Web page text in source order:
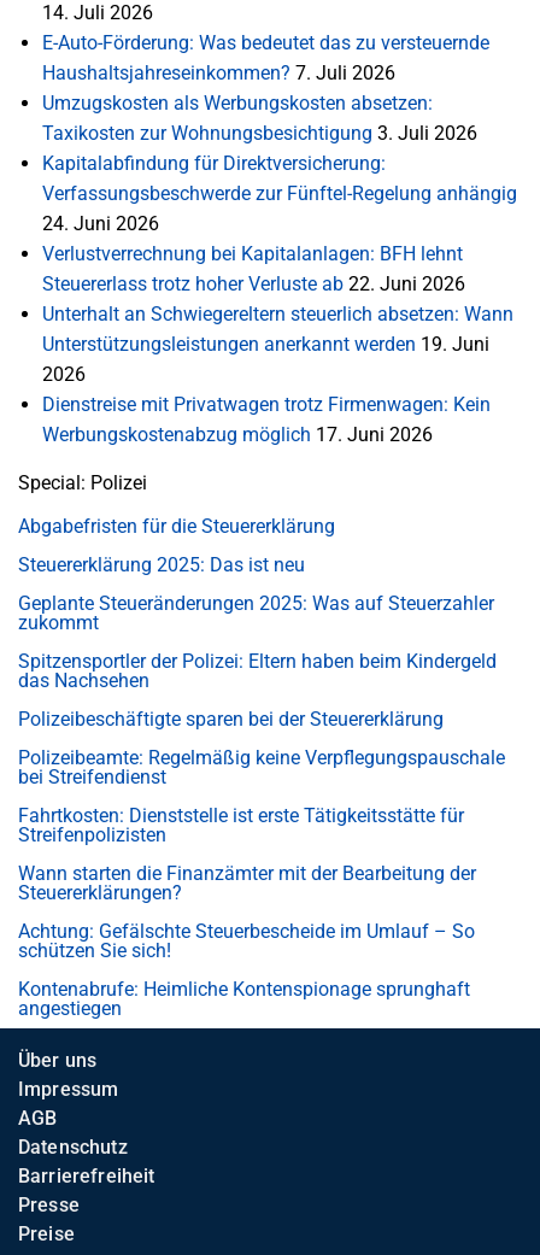
14. Juli 2026
E-Auto-Förderung: Was bedeutet das zu versteuernde
Haushaltsjahreseinkommen? 7. Juli 2026
Umzugskosten als Werbungskosten absetzen:
Taxikosten zur Wohnungsbesichtigung 3. Juli 2026
Kapitalabfindung für Direktversicherung:
Verfassungsbeschwerde zur Fünftel-Regelung anhängig
24. Juni 2026
Verlustverrechnung bei Kapitalanlagen: BFH lehnt
Steuererlass trotz hoher Verluste ab 22. Juni 2026
Unterhalt an Schwiegereltern steuerlich absetzen: Wann
Unterstützungsleistungen anerkannt werden 19. Juni
2026
Dienstreise mit Privatwagen trotz Firmenwagen: Kein
Werbungskostenabzug möglich 17. Juni 2026
Special: Polizei
Abgabefristen für die Steuererklärung
Steuererklärung 2025: Das ist neu
Geplante Steueränderungen 2025: Was auf Steuerzahler
zukommt
Spitzensportler der Polizei: Eltern haben beim Kindergeld
das Nachsehen
Polizeibeschäftigte sparen bei der Steuererklärung
Polizeibeamte: Regelmäßig keine Verpflegungspauschale
bei Streifendienst
Fahrtkosten: Dienststelle ist erste Tätigkeitsstätte für
Streifenpolizisten
Wann starten die Finanzämter mit der Bearbeitung der
Steuererklärungen?
Achtung: Gefälschte Steuerbescheide im Umlauf – So
schützen Sie sich!
Kontenabrufe: Heimliche Kontenspionage sprunghaft
angestiegen
Über uns
Impressum
AGB
Datenschutz
Barrierefreiheit
Presse
Preise